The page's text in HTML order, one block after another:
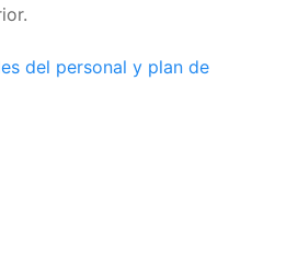
del personal y plan de